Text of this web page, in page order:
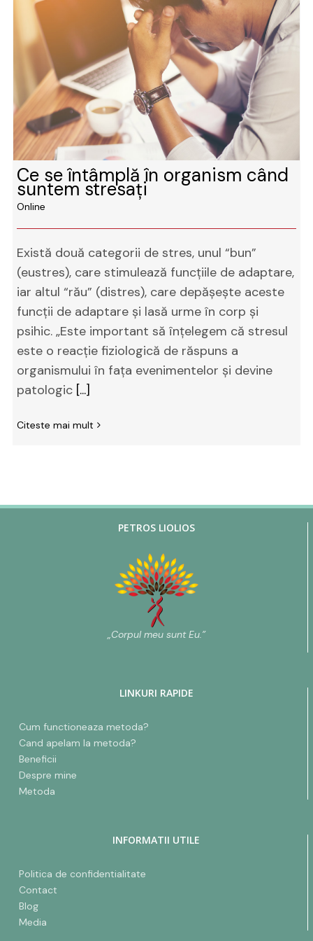
Ce se întâmplă în organism când
suntem stresaţi
Online
Există două categorii de stres, unul “bun”
(eustres), care stimulează funcţiile de adaptare,
iar altul “rău” (distres), care depăşeşte aceste
funcţii de adaptare şi lasă urme în corp şi
psihic. „Este important să înţelegem că stresul
este o reacţie fiziologică de răspuns a
organismului în faţa evenimentelor şi devine
patologic [...]
Citeste mai mult
PETROS LIOLIOS
„Corpul meu sunt Eu.”
LINKURI RAPIDE
Cum functioneaza metoda?
Cand apelam la metoda?
Beneficii
Despre mine
Metoda
INFORMATII UTILE
Politica de confidentialitate
Contact
Blog
Media